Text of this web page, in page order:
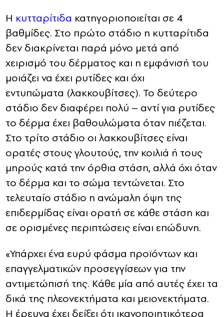
Η κυτταρίτιδα κατηγοριοποιείται σε 4
βαθμίδες. Στο πρώτο στάδιο η κυτταρίτιδα
δεν διακρίνεται παρά μόνο μετά από
χειρισμό του δέρματος και η εμφάνισή του
μοιάζει να έχει ρυτίδες και όχι
εντυπώματα (λακκουβίτσες). Το δεύτερο
στάδιο δεν διαφέρει πολύ – αντί για ρυτίδες
το δέρμα έχει βαθουλώματα όταν πιέζεται.
Στο τρίτο στάδιο οι λακκουβίτσες είναι
ορατές στους γλουτούς, την κοιλιά ή τους
μηρούς κατά την όρθια στάση, αλλά όχι όταν
το δέρμα και το σώμα τεντώνεται. Στο
τελευταίο στάδιο η ανώμαλη όψη της
επιδερμίδας είναι ορατή σε κάθε στάση και
σε ορισμένες περιπτώσεις είναι επώδυνη.
«Υπάρχει ένα ευρύ φάσμα προϊόντων και
επαγγελματικών προσεγγίσεων για την
αντιμετώπισή της. Κάθε μία από αυτές έχει τα
δικά της πλεονεκτήματα και μειονεκτήματα.
Η έρευνα έχει δείξει ότι ικανοποιητικότερα